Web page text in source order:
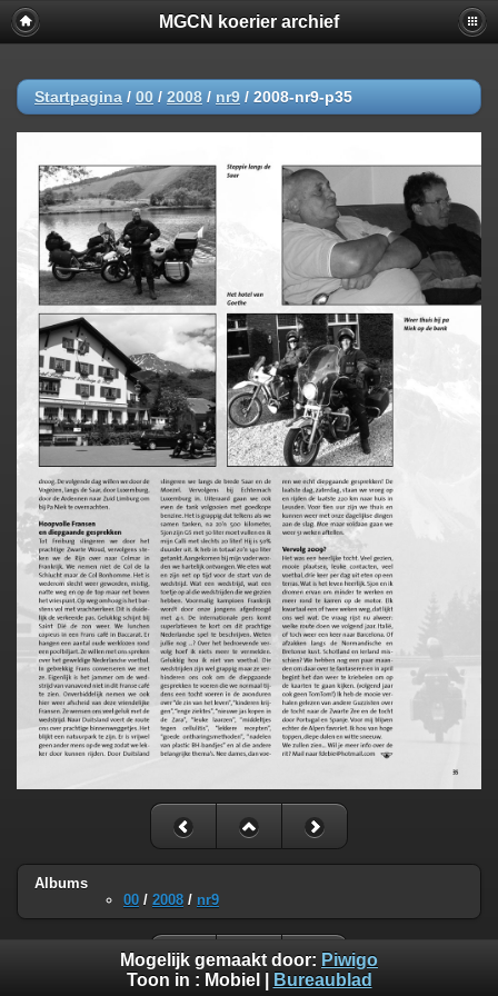
MGCN koerier archief
Startpagina / 00 / 2008 / nr9 / 2008-nr9-p35
Albums
00 / 2008 / nr9
Mogelijk gemaakt door: Piwigo
Toon in : Mobiel Bureaublad